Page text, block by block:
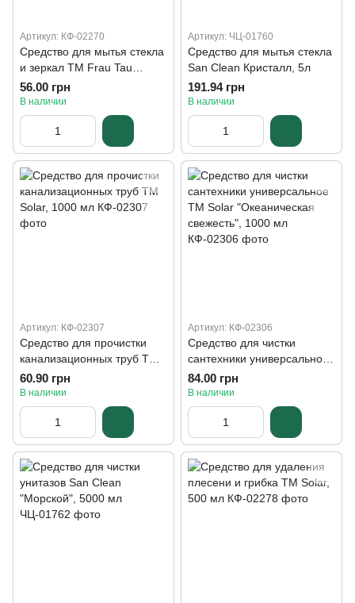
Артикул: КФ-02270
Средство для мытья стекла
и зеркал ТМ Frau Tau
Ocean Fresh, распылитель,
500 мл
56.00 грн
В наличии
Артикул: ЧЦ-01760
Средство для мытья стекла
San Clean Кристалл, 5л
191.94 грн
В наличии
Артикул: КФ-02307
Средство для прочистки
канализационных труб ТМ
Solar, 1000 мл
60.90 грн
В наличии
Артикул: КФ-02306
Средство для чистки
сантехники универсальное
ТМ Solar "Океаническая
свежесть", 1000 мл
84.00 грн
В наличии